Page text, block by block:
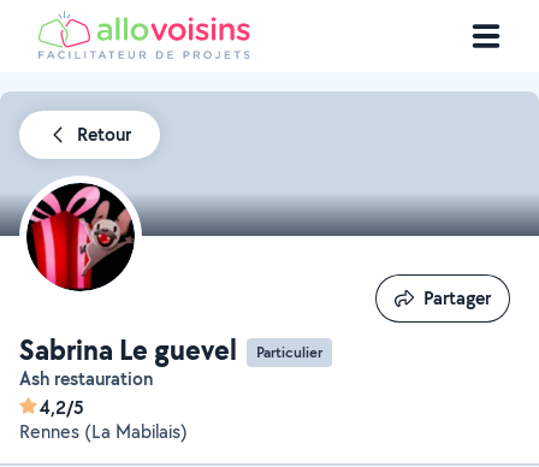
Retour
Sabrina Le guevel Particulier
Ash restauration
4,2/5
Rennes (La Mabilais)
Partager
Partager